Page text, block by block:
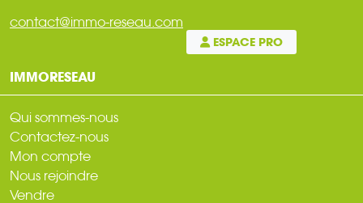
contact@immo-reseau.com
ESPACE PRO
IMMORESEAU
Qui sommes-nous
Contactez-nous
Mon compte
Nous rejoindre
Vendre